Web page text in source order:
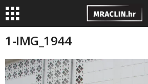
1-IMG_1944